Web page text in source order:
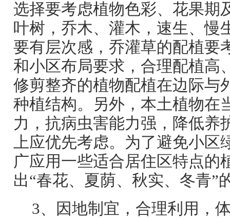
选择要考虑植物色彩、花果期
叶树，乔木、灌木，速生、慢
要有层次感，乔灌草的配植要
和小区布局要求，合理配植高
修剪整齐的植物配植在边际与
种植结构。另外，本土植物在
力，抗病虫害能力强，降低养
上应优先考虑。为了避免小区
广应用一些适合居住区特点的
出“春花、夏荫、秋实、冬青”
3、因地制宜，合理利用，